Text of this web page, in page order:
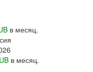
в месяц.
в месяц.